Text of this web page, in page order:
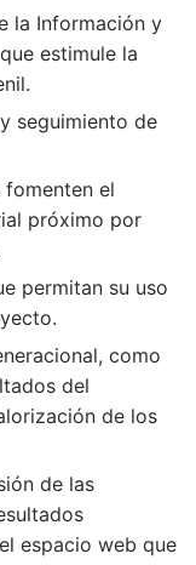
la Información y
estimule la
seguimiento de
el
próximo por
permitan su uso
como
del
de los
de las
espacio web que